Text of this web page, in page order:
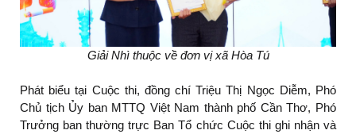
Giải Nhì thuộc về đơn vị xã Hòa Tú
Phát biểu tại Cuộc thi, đồng chí Triệu Thị Ngọc Diễm, Phó
Chủ tịch Ủy ban MTTQ Việt Nam thành phố Cần Thơ, Phó
Trưởng ban thường trực Ban Tổ chức Cuộc thi ghi nhận và